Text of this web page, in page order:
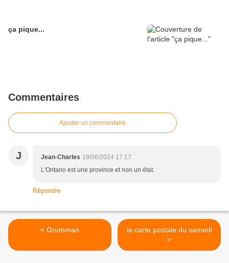
ça pique...
Commentaires
Ajouter un commentaire
J Jean-Charles 19/06/2024 17:17
L'Ontario est une province et non un état.
Répondre
< Grumman
la carte postale du samedi
>